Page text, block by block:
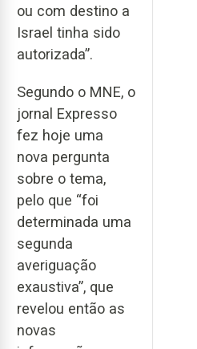
ou com destino a
Israel tinha sido
autorizada”.
Segundo o MNE, o
jornal Expresso
fez hoje uma
nova pergunta
sobre o tema,
pelo que “foi
determinada uma
segunda
averiguação
exaustiva”, que
revelou então as
novas